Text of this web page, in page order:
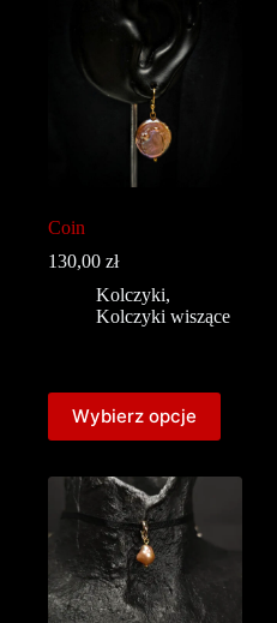
Coin
130,00 zł
Kolczyki,
Kolczyki wiszące
Wybierz opcje